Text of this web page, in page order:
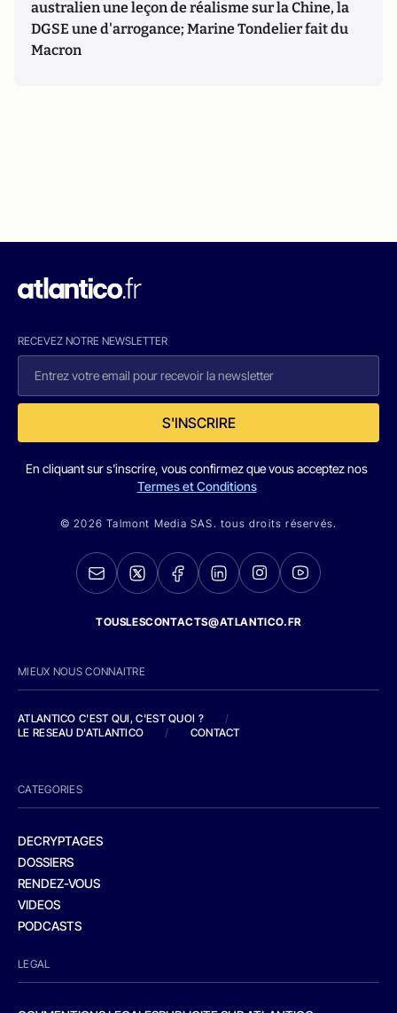
australien une leçon de réalisme sur la Chine, la
DGSE une d'arrogance; Marine Tondelier fait du
Macron
RECEVEZ NOTRE NEWSLETTER
S'INSCRIRE
En cliquant sur s'inscrire, vous confirmez que vous acceptez nos
Termes et Conditions
© 2026 Talmont Media SAS. tous droits réservés.
TOUSLESCONTACTS@ATLANTICO.FR
MIEUX NOUS CONNAITRE
ATLANTICO C'EST QUI, C'EST QUOI ?
/
LE RESEAU D'ATLANTICO
/ CONTACT
CATEGORIES
DECRYPTAGES
DOSSIERS
RENDEZ-VOUS
VIDEOS
PODCASTS
LEGAL